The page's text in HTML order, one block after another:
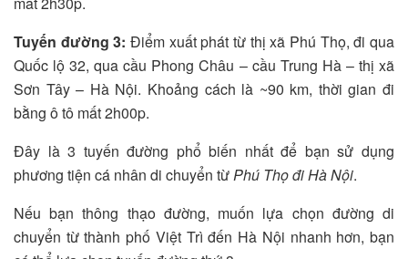
Tuyến đường 3: Điểm xuất phát từ thị xã Phú Thọ, đi qua
Quốc lộ 32, qua cầu Phong Châu – cầu Trung Hà – thị xã
Sơn Tây – Hà Nội. Khoảng cách là ~90 km, thời gian đi
bằng ô tô mất 2h00p.
Đây là 3 tuyến đường phổ biến nhất để bạn sử dụng
phương tiện cá nhân di chuyển từPhú Thọ đi Hà Nội.
Nếu bạn thông thạo đường, muốn lựa chọn đường di
chuyển từ thành phố Việt Trì đến Hà Nội nhanh hơn, bạn